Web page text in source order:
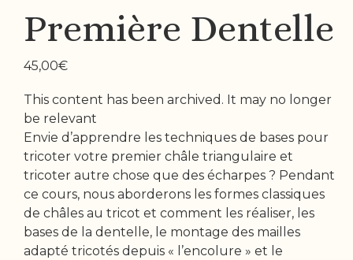
Première Dentelle
45,00€
This content has been archived. It may no longer
be relevant
Envie d’apprendre les techniques de bases pour
tricoter votre premier châle triangulaire et
tricoter autre chose que des écharpes ? Pendant
ce cours, nous aborderons les formes classiques
de châles au tricot et comment les réaliser, les
bases de la dentelle, le montage des mailles
adapté tricotés depuis « l’encolure » et le